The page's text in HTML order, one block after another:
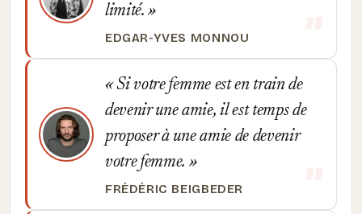
limité.
EDGAR-YVES MONNOU
Si votre femme est en train de
devenir une amie, il est temps de
proposer à une amie de devenir
votre femme.
FRÉDÉRIC BEIGBEDER